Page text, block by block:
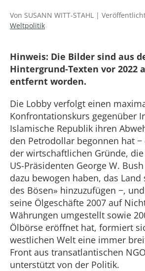
Von SUSANN WITT-STAHL |
Weltpolitik
Hinweis: Die Bilder sind aus
Hintergrund-Texten vor 2022
entfernt worden.
Die Lobby verfolgt einen
Konfrontationskurs gegenüber
Islamische Republik ihren
den Petrodollar begonnen hat
der wirtschaftlichen Gründe,
US-Präsidenten George W.
dazu bewogen haben, das Land
des Bösen» hinzuzufügen −,
seine Ölgeschäfte 2007 auf
Währungen umgestellt sowie
Ölbörse eröffnet hat, formiert
westlichen Welt eine immer
Front aus transatlantischen
unterstützt von der Politik.